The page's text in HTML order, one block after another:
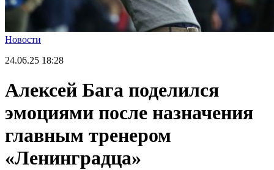
Новости
24.06.25 18:28
Алексей Бага поделился
эмоциями после назначения
главным тренером
«Ленинградца»